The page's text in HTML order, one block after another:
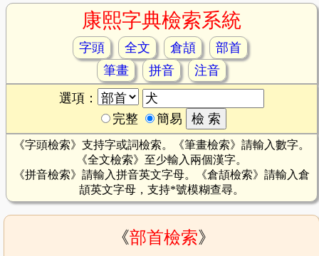
康熙字典檢索系統
字頭 全文 倉頡
部首
筆畫
拼音
注音
選項：
完整
簡易
《字頭檢索》支持字或詞檢索。《筆畫檢索》請輸入數字。
《全文檢索》至少輸入兩個漢字。
《拼音檢索》請輸入拼音英文字母。《倉頡檢索》請輸入倉
頡英文字母，支持*號模糊查尋。
《部首檢索》